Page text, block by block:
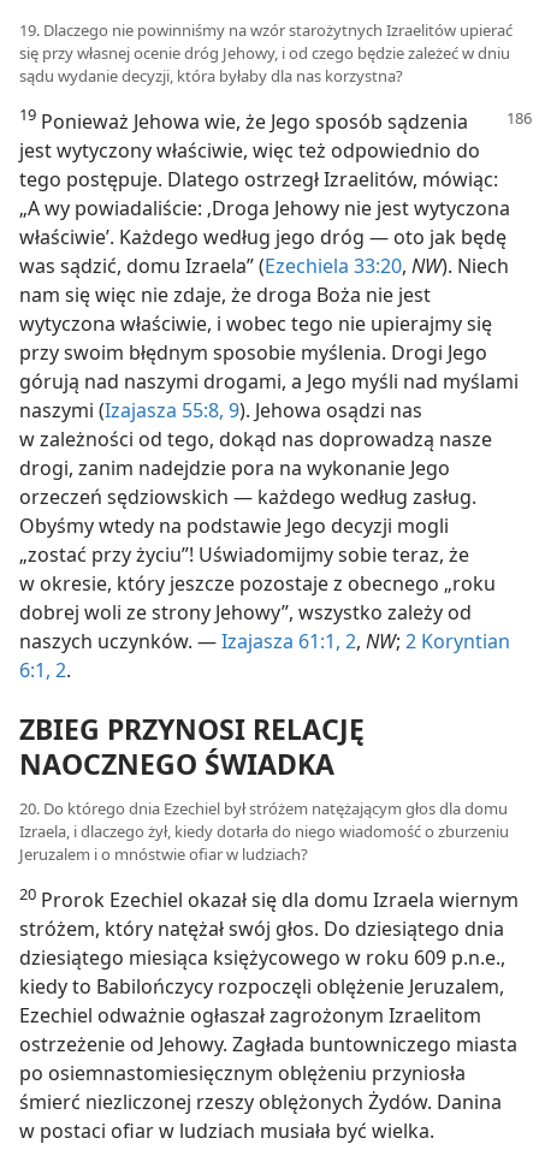
19. Dlaczego nie powinniśmy na wzór starożytnych Izraelitów upierać
się przy własnej ocenie dróg Jehowy, i od czego będzie zależeć w dniu
sądu wydanie decyzji, która byłaby dla nas korzystna?
19 Ponieważ Jehowa wie, że Jego sposób sądzenia
jest wytyczony właściwie, więc też odpowiednio do
tego postępuje. Dlatego ostrzegł Izraelitów, mówiąc:
„A wy powiadaliście: ‚Droga Jehowy nie jest wytyczona
właściwie’. Każdego według jego dróg — oto jak będę
was sądzić, domu Izraela” (Ezechiela 33:20, NW). Niech
nam się więc nie zdaje, że droga Boża nie jest
wytyczona właściwie, i wobec tego nie upierajmy się
przy swoim błędnym sposobie myślenia. Drogi Jego
górują nad naszymi drogami, a Jego myśli nad myślami
naszymi (Izajasza 55:8, 9). Jehowa osądzi nas
w zależności od tego, dokąd nas doprowadzą nasze
drogi, zanim nadejdzie pora na wykonanie Jego
orzeczeń sędziowskich — każdego według zasług.
Obyśmy wtedy na podstawie Jego decyzji mogli
„zostać przy życiu”! Uświadomijmy sobie teraz, że
w okresie, który jeszcze pozostaje z obecnego „roku
dobrej woli ze strony Jehowy”, wszystko zależy od
naszych uczynków. —Izajasza 61:1, 2, NW; 2 Koryntian
6:1, 2.
ZBIEG PRZYNOSI RELACJĘ
NAOCZNEGO ŚWIADKA
20. Do którego dnia Ezechiel był stróżem natężającym głos dla domu
Izraela, i dlaczego żył, kiedy dotarła do niego wiadomość o zburzeniu
Jeruzalem i o mnóstwie ofiar w ludziach?
20 Prorok Ezechiel okazał się dla domu Izraela wiernym
stróżem, który natężał swój głos. Do dziesiątego dnia
dziesiątego miesiąca księżycowego w roku 609 p.n.e.,
kiedy to Babilończycy rozpoczęli oblężenie Jeruzalem,
Ezechiel odważnie ogłaszał zagrożonym Izraelitom
ostrzeżenie od Jehowy. Zagłada buntowniczego miasta
po osiemnastomiesięcznym oblężeniu przyniosła
śmierć niezliczonej rzeszy oblężonych Żydów. Danina
w postaci ofiar w ludziach musiała być wielka.